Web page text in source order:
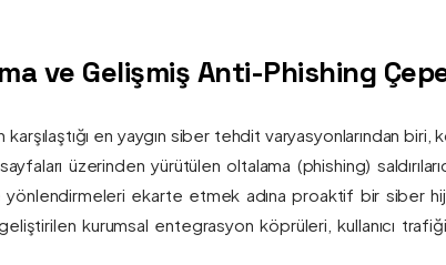
ve Gelişmiş Anti-Phishing
karşılaştığı en yaygın siber tehdit varyasyonlarından
üzerinden yürütülen oltalama (phishing)
yönlendirmeleri ekarte etmek adına proaktif bir siber
kurumsal entegrasyon köprüleri, kullanıcı